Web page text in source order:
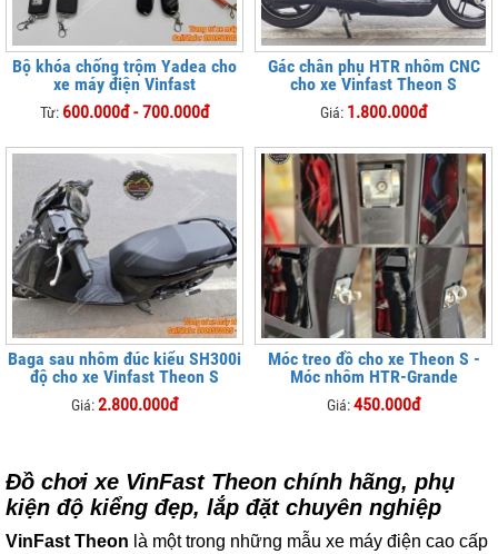
Bộ khóa chống trộm Yadea cho
xe máy điện Vinfast
Từ: 600.000đ - 700.000đ
Gác chân phụ HTR nhôm CNC
cho xe Vinfast Theon S
Giá: 1.800.000đ
Baga sau nhôm đúc kiểu SH300i
độ cho xe Vinfast Theon S
Giá:2.800.000đ
Móc treo đồ cho xe Theon S -
Móc nhôm HTR-Grande
Giá:450.000đ
Đồ chơi xe VinFast Theon chính hãng, phụ
kiện độ kiểng đẹp, lắp đặt chuyên nghiệp
VinFast Theon là một trong những mẫu xe máy điện cao cấp